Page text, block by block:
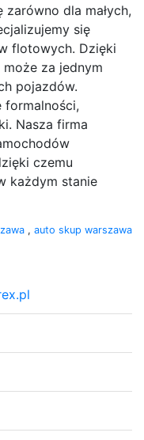
dla małych,
się
flotowych. Dzięki
za jednym
pojazdów.
formalności,
Nasza firma
czemu
każdym stanie
, auto skup warszawa